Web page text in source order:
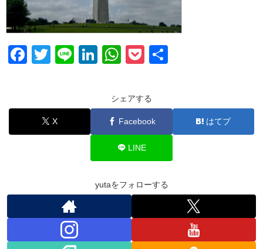
F
e
b
T
er
Li
Li
e
dI
W
at
s
A
p
p
P
ck
et
シェアする
X Facebook はてブ
LINE
yutaをフォローする